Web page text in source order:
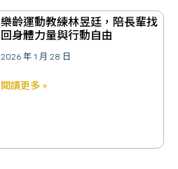
樂齡運動教練林昱廷，陪長輩找
回身體力量與行動自由
2026 年 1 月 28 日
閱讀更多 »